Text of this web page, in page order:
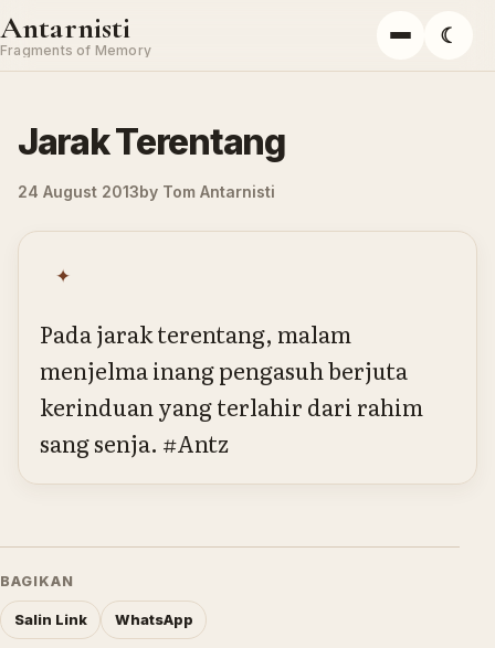
Skip to content
Antarnisti
Fragments of Memory Menu
☾
Jarak Terentang
24 August 2013by Tom Antarnisti
✦
Pada jarak terentang, malam
menjelma inang pengasuh berjuta
kerinduan yang terlahir dari rahim
sang senja. #Antz
BAGIKAN
Salin Link WhatsApp